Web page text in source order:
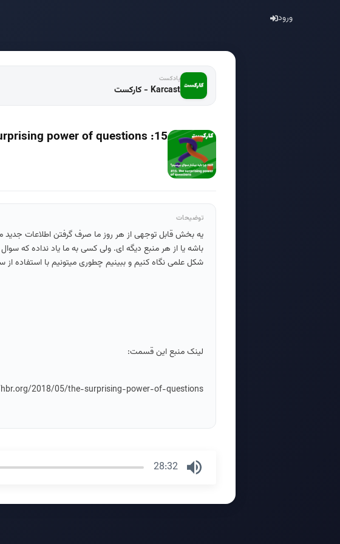
ورود
پادکست
Karcast - کارکست
15: The surprising power of questions - چرا باید بیشتر سوال بپرسیم؟
توضیحات
یه بخش قابل توجهی از هر روز ما صرف گرفتن اطلاعات جدید
باشه یا از هر منبع دیگه ای. ولی کسی به ما یاد نداده که
شکل علمی نگاه کنیم و ببینیم چطوری میتونیم با استفاده
لینک منبع این قسمت:
2018/05/the-surprising-power-of-questions
28:32